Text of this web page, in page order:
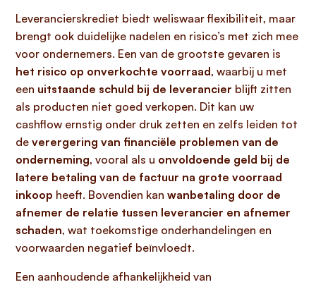
Leverancierskrediet biedt weliswaar flexibiliteit, maar
brengt ook duidelijke nadelen en risico’s met zich mee
voor ondernemers. Een van de grootste gevaren is
het risico op onverkochte voorraad, waarbij u met
een uitstaande schuld bij de leverancier blijft zitten
als producten niet goed verkopen. Dit kan uw
cashflow ernstig onder druk zetten en zelfs leiden tot
de verergering van financiële problemen van de
onderneming, vooral als u onvoldoende geld bij de
latere betaling van de factuur na grote voorraad
inkoop heeft. Bovendien kan wanbetaling door de
afnemer de relatie tussen leverancier en afnemer
schaden, wat toekomstige onderhandelingen en
voorwaarden negatief beïnvloedt.
Een aanhoudende afhankelijkheid van